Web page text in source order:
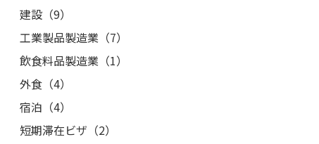
建設（9）
工業製品製造業（7）
飲食料品製造業（1）
外食（4）
宿泊（4）
短期滞在ビザ（2）